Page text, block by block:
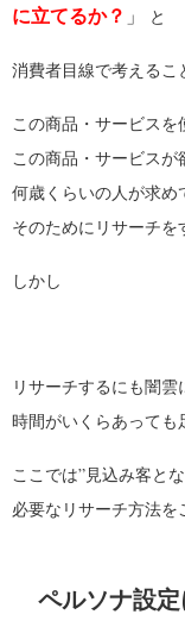
に立てるか？ 」 と
消費者目線で考えるこ
この商品・サービス
この商品・サービス
何歳くらいの人が求め
そのためにリサーチを
しかし
リサーチするにも闇
時間がいくらあっても
ここでは”見込み客と
必要なリサーチ方法を
ペルソナ設